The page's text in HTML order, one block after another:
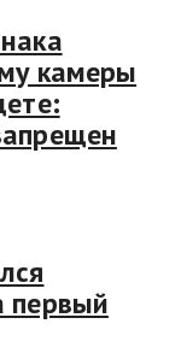
камеры
первый